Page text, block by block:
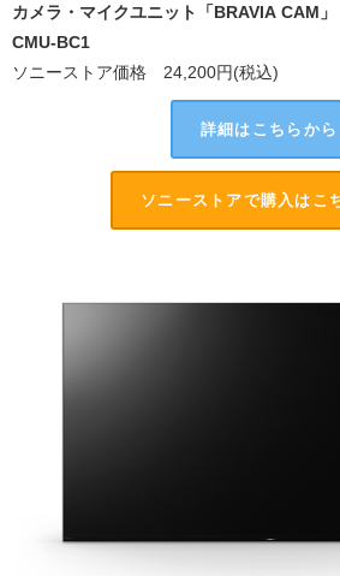
カメラ・マイクユニット「BRAVIA CAM」
CMU-BC1
ソニーストア価格 24,200円(税込)
詳細はこちらから
ソニーストアで購入はこ